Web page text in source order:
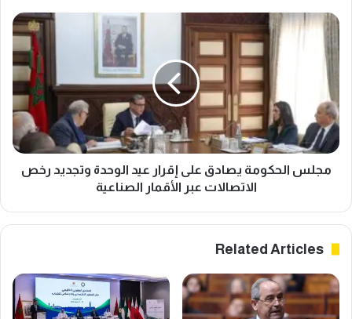
مجلس
الحكومة
يصادق
على
إقرار
عيد
الوحدة
وتجديد
رخص
الاتصالات
مجلس الحكومة يصادق على إقرار عيد الوحدة وتجديد رخص
الاتصالات عبر الأقمار الصناعية
Related Articles